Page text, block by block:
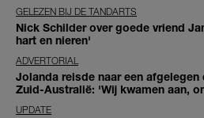
GELEZEN BIJ DE TANDARTS
Nick Schilder over goede vriend
hart en nieren'
ADVERTORIAL
Jolanda reisde naar een
Zuid-Australië: 'Wij kwamen aan,
UPDATE